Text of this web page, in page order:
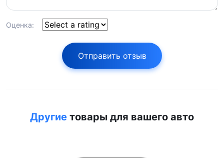
Оценка:
Отправить отзыв
Другие товары для вашего авто